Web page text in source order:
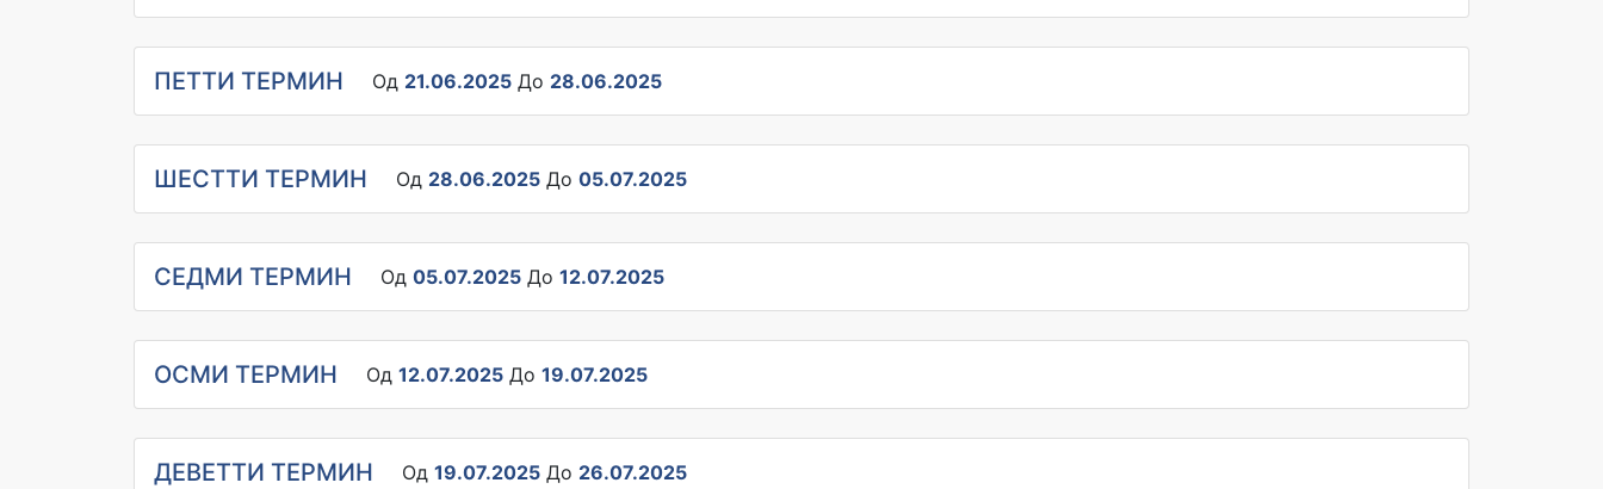
ПЕТТИ ТЕРМИН Од 21.06.2025 До 28.06.2025
ШЕСТТИ ТЕРМИН Од 28.06.2025 До 05.07.2025
СЕДМИ ТЕРМИН Од 05.07.2025 До 12.07.2025
ОСМИ ТЕРМИН Од 12.07.2025 До 19.07.2025
ДЕВЕТТИ ТЕРМИН Од 19.07.2025 До 26.07.2025